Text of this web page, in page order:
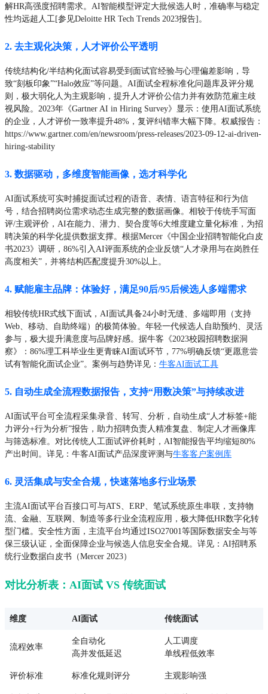
解HR高强度招聘需求。AI智能模型评定大批候选人时，准确率与稳定
性均远超人工[参见Deloitte HR Tech Trends 2023报告]。
2. 去主观化决策，人才评价公平透明
传统结构化/半结构化面试容易受到面试官经验与心理偏差影响，导
致“刻板印象”“Halo效应”等问题。AI面试全程标准化问题库及评分规
则，极大弱化人为主观影响，提升人才评价公信力并有效防范雇主歧
视风险。2023年《Gartner AI in Hiring Survey》显示：使用AI面试系统
的企业，人才评价一致率提升48%，复评纠错率大幅下降。权威报告：
https://www.gartner.com/en/newsroom/press-releases/2023-09-12-ai-driven-
hiring-stability
3. 数据驱动，多维度智能画像，选才科学化
AI面试系统可实时捕捉面试过程的语音、表情、语言特征和行为信
号，结合招聘岗位需求动态生成完整的数据画像。相较于传统手写面
评/主观评价，AI在能力、潜力、契合度等6大维度建立量化标准，为招
聘决策的科学化提供数据支撑。根据Mercer《中国企业招聘智能化白皮
书2023》调研，86%引入AI评面系统的企业反馈“人才录用与在岗胜任
高度相关”，并将结构匹配度提升30%以上。
4. 赋能雇主品牌：体验好，满足90后/95后候选人多端需求
相较传统HR式线下面试，AI面试具备24小时无缝、多端即用（支持
Web、移动、自助终端）的极简体验。年轻一代候选人自助预约、灵活
参与，极大提升满意度与品牌好感。据牛客《2023校园招聘数据洞
察》：86%理工科毕业生更青睐AI面试环节，77%明确反馈“更愿意尝
试有智能化面试企业”。案例与趋势详见： 牛客AI面试工具
5. 自动生成全流程数据报告，支持“用数决策”与持续改进
AI面试平台可全流程采集录音、转写、分析，自动生成“人才标签+能
力评分+行为分析”报告，助力招聘负责人精准复盘、制定人才画像库
与筛选标准。对比传统人工面试评价耗时，AI智能报告平均缩短80%
产出时间。详见：牛客AI面试产品深度评测与牛客客户案例库
6. 灵活集成与安全合规，快速落地多行业场景
主流AI面试平台百接口可与ATS、ERP、笔试系统原生串联，支持物
流、金融、互联网、制造等多行业全流程应用，极大降低HR数字化转
型门槛。安全性方面，主流平台均通过ISO27001等国际数据安全与等
保三级认证，全面保障企业与候选人信息安全合规。详见：AI招聘系
统行业数据白皮书（Mercer 2023）
对比分析表：AI面试 VS 传统面试
维度 AI面试 传统面试
流程效率
全自动化
高并发低延迟
人工调度
单线程低效率
评价标准 标准化规则评分 主观影响强